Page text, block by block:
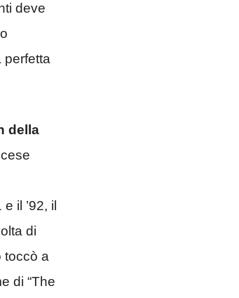
deve
perfetta
della
il ’92, il
di
toccò a
di “The